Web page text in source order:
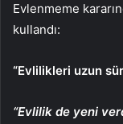
Evlenmeme
kullandı:
“Evlilikleri uzun
“Evlilik de yeni